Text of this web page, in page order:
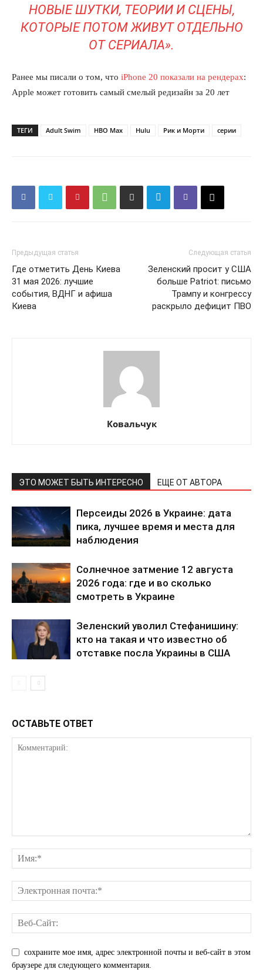
КавПолит
О нас
НОВЫЕ ШУТКИ, ТЕОРИИ И СЦЕНЫ,
КОТОРЫЕ ПОТОМ ЖИВУТ ОТДЕЛЬНО
ОТ СЕРИАЛА».
Ранее мы писали о том, что iPhone 20 показали на рендерах:
Apple может готовить самый смелый редизайн за 20 лет
ТЕГИ Adult Swim HBO Max Hulu Рик и Морти серии
Предыдущая статья
Где отметить День Киева
31 мая 2026: лучшие
события, ВДНГ и афиша
Киева
Следующая статья
Зеленский просит у США
больше Patriot: письмо
Трампу и конгрессу
раскрыло дефицит ПВО
Ковальчук
ЭТО МОЖЕТ БЫТЬ ИНТЕРЕСНО ЕЩЕ ОТ АВТОРА
Персеиды 2026 в Украине: дата
пика, лучшее время и места для
наблюдения
Солнечное затмение 12 августа
2026 года: где и во сколько
смотреть в Украине
Зеленский уволил Стефанишину:
кто на такая и что известно об
отставке посла Украины в США
ОСТАВЬТЕ ОТВЕТ
сохраните мое имя, адрес электронной почты и веб-сайт в этом
браузере для следующего комментария.